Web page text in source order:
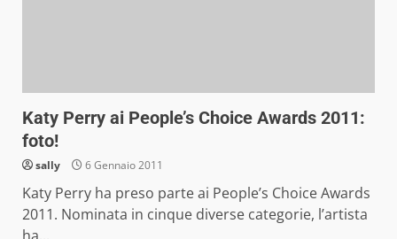
Katy Perry ai People’s Choice Awards 2011:
foto!
sally 6 Gennaio 2011
Katy Perry ha preso parte ai People’s Choice Awards
2011. Nominata in cinque diverse categorie, l’artista